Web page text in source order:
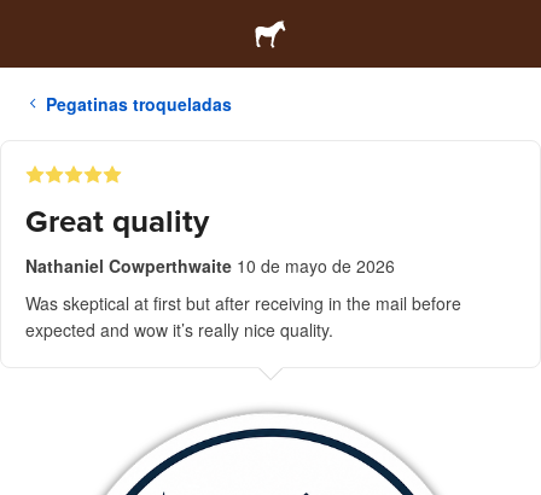
Pegatinas troqueladas
Great quality
Nathaniel Cowperthwaite 10 de mayo de 2026
Was skeptical at first but after receiving in the mail before
expected and wow it’s really nice quality.